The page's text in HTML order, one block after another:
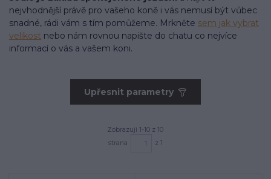
nejvhodnější právě pro vašeho koně i vás nemusí být vůbec
snadné, rádi vám s tím pomůžeme. Mrkněte sem jak vybrat
velikost nebo nám rovnou napište do chatu co nejvíce
informací o vás a vašem koni.
Upřesnit parametry
Zobrazuji 1-10 z 10
strana
z 1